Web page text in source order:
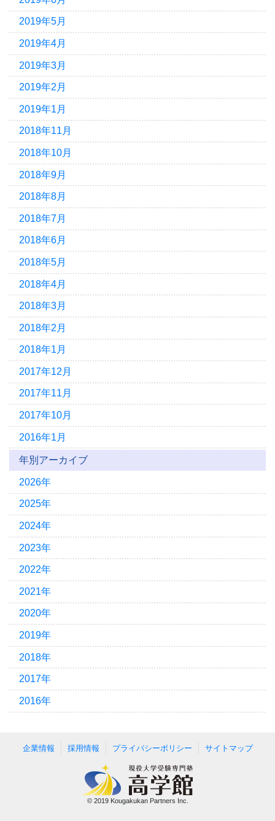
2019年5月
2019年4月
2019年3月
2019年2月
2019年1月
2018年11月
2018年10月
2018年9月
2018年8月
2018年7月
2018年6月
2018年5月
2018年4月
2018年3月
2018年2月
2018年1月
2017年12月
2017年11月
2017年10月
2016年1月
年別アーカイブ
2026年
2025年
2024年
2023年
2022年
2021年
2020年
2019年
2018年
2017年
2016年
企業情報 採用情報 プライバシーポリシー サイトマップ
© 2019 Kougakukan Partners Inc.